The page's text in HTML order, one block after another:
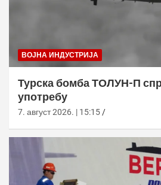
ВОЈНА ИНДУСТРИЈА
Турска бомба ТОЛУН-П
употребу
7. август 2026. | 15:15